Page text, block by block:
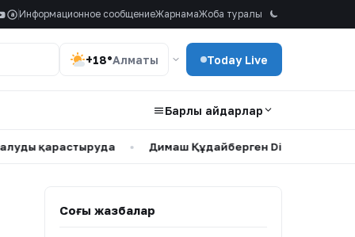
a Информационное сообщениеЖарнамаЖоба туралы
+18°Алматы Today Live
Барлық айдарлар
• Димаш Құдайберген DiMENSIONS атты жаңа
Соңғы жазбалар